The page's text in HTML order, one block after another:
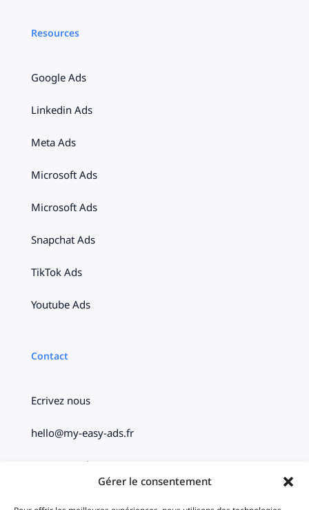
Gérer le consentement
Resources
Google Ads
Linkedin Ads
Meta Ads
Microsoft Ads
Microsoft Ads
Snapchat Ads
TikTok Ads
Youtube Ads
Contact
Ecrivez nous
hello@my-easy-ads.fr
Paris – Bordeaux